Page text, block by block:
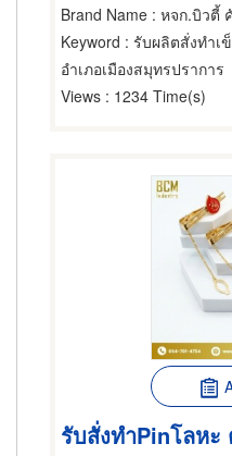
Brand Name : หจก.บิวตี้
Keyword : รับผลิตสั่งทำเ
อำเภอเมืองสมุทรปราการ
Views : 1234 Time(s)
รับสั่งทำPinโลหะ